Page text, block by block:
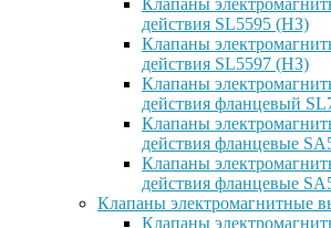
Клапаны
действия SL5595 (НЗ)
Клапаны
действия SL5597 (НЗ)
Клапаны
действия фланцевый
Клапаны
действия фланцевые
Клапаны
действия фланцевые
Клапаны электромагнитные
Клапаны